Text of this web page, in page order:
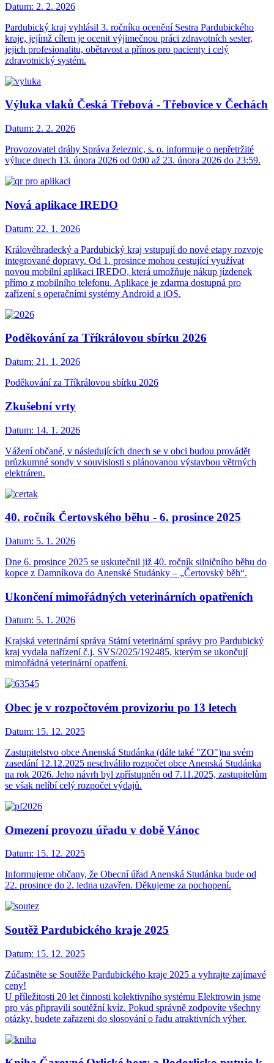
Datum: 2. 2. 2026
Pardubický kraj vyhlásil 3. ročníku ocenění Sestra Pardubického
kraje, jejímž cílem je ocenit výjimečnou práci zdravotních sester,
jejich profesionalitu, obětavost a přínos pro pacienty i celý
zdravotnický systém.
Výluka vlaků Česká Třebová - Třebovice v Čechách
Datum: 2. 2. 2026
Provozovatel dráhy Správa železnic, s. o. informuje o nepřetržité
výluce dnech 13. února 2026 od 0:00 až 23. února 2026 do 23:59.
Nová aplikace IREDO
Datum: 22. 1. 2026
Královéhradecký a Pardubický kraj vstupují do nové etapy rozvoje
integrované dopravy. Od 1. prosince mohou cestující využívat
novou mobilní aplikaci IREDO, která umožňuje nákup jízdenek
přímo z mobilního telefonu. Aplikace je zdarma dostupná pro
zařízení s operačními systémy Android a iOS.
Poděkování za Tříkrálovou sbírku 2026
Datum: 21. 1. 2026
Poděkování za Tříkrálovou sbírku 2026
Zkušební vrty
Datum: 14. 1. 2026
Vážení občané, v následujících dnech se v obci budou provádět
průzkumné sondy v souvislosti s plánovanou výstavbou větrných
elektráren.
40. ročník Čertovského běhu - 6. prosince 2025
Datum: 5. 1. 2026
Dne 6. prosince 2025 se uskutečnil již 40. ročník silničního běhu do
kopce z Damníkova do Anenské Studánky – „Čertovský běh“.
Ukončení mimořádných veterinárních opatřeních
Datum: 5. 1. 2026
Krajská veterinární správa Státní veterinární správy pro Pardubický
kraj vydala nařízení č.j. SVS/2025/192485, kterým se ukončují
mimořádná veterinární opatření.
Obec je v rozpočtovém provizoriu po 13 letech
Datum: 15. 12. 2025
Zastupitelstvo obce Anenská Studánka (dále také "ZO")na svém
zasedání 12.12.2025 neschválilo rozpočet obce Anenská Studánka
na rok 2026. Jeho návrh byl zpřístupněn od 7.11.2025, zastupitelům
se však nelíbí celý rozpočet výdajů.
Omezení provozu úřadu v době Vánoc
Datum: 15. 12. 2025
Informujeme občany, že Obecní úřad Anenská Studánka bude od
22. prosince do 2. ledna uzavřen. Děkujeme za pochopení.
Soutěž Pardubického kraje 2025
Datum: 15. 12. 2025
Zúčastněte se Soutěže Pardubického kraje 2025 a vyhrajte zajímavé
ceny!
U příležitosti 20 let činnosti kolektivního systému Elektrowin jsme
pro vás připravili soutěžní kvíz. Pokud správně zodpovíte všechny
otázky, budete zařazeni do slosování o řadu atraktivních výher.